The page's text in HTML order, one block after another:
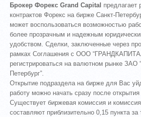
Брокер Форекс Grand Capital предлагает
контрактов Форекс на бирже Санкт-
может воспользоваться возможностью
более прозрачным и надежным
удобством. Сделки, заключенные через
рамках Соглашения с ООО
регистрироваться на валютном рынке ЗАО
Петербург”.
Открытие подраздела на бирже для Вас
работу можно начать сразу после открытия
Существует биржевая комиссия и
составляют приблизительно 0,15 пункта